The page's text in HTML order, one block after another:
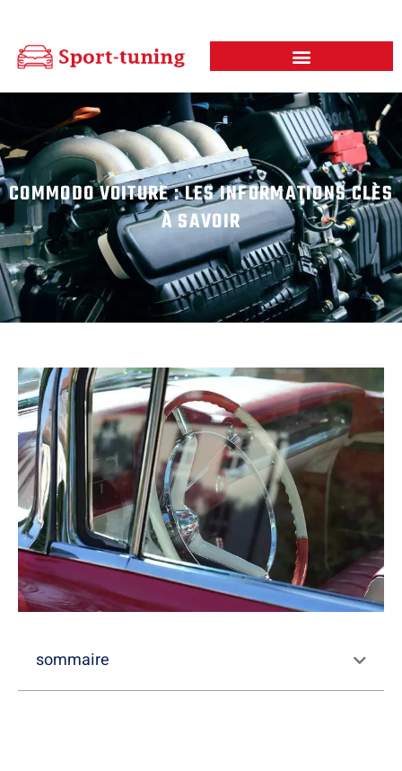
COMMODO VOITURE : LES INFORMATIONS CLÈS
À SAVOIR
sommaire